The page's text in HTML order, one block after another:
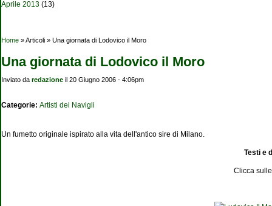
Aprile 2013 (13)
Tu sei qui
Home » Articoli » Una giornata di Lodovico il Moro
Una giornata di Lodovico il Moro
Inviato da redazione il 20 Giugno 2006 - 4:06pm
Categorie: Artisti dei Navigli
Un fumetto originale ispirato alla vita dell'antico sire di Milano.
Testi e
Clicca